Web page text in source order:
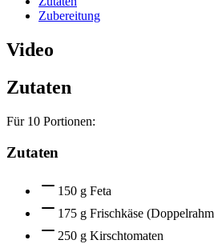
Zubereitung
Video
Zutaten
Für 10 Portionen:
Zutaten
150 g Feta
175 g Frischkäse
250 g Kirschtomaten